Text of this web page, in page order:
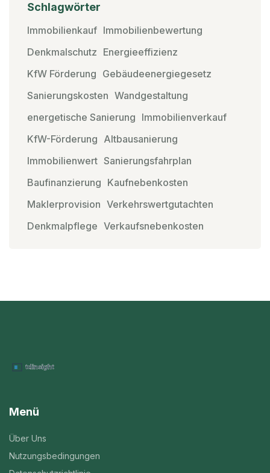
Schlagwörter
Immobilienkauf Immobilienbewertung
Denkmalschutz Energieeffizienz
KfW Förderung Gebäudeenergiegesetz
Sanierungskosten Wandgestaltung
energetische Sanierung Immobilienverkauf
KfW-Förderung Altbausanierung
Immobilienwert Sanierungsfahrplan
Baufinanzierung Kaufnebenkosten
Maklerprovision Verkehrswertgutachten
Denkmalpflege Verkaufsnebenkosten
Menü
Über Uns
Nutzungsbedingungen